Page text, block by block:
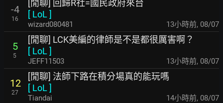
-4
16
[閒聊] 回歸R社=國民政府來台
[ LoL ]
wizard080481 13小時前, 08/07
5
5
[閒聊] LCK美編的律師是不是都很厲害啊？
[ LoL ]
JEFF11503 13小時前, 08/07
12
27
[閒聊] 法師下路在積分場真的能玩嗎
[ LoL ]
Tiandai 14小時前, 08/07